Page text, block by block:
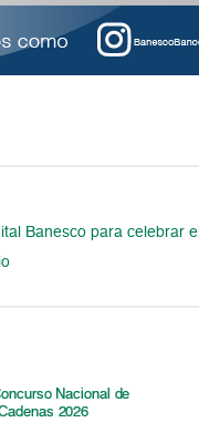
Banesco para celebrar el
Nacional de
2026